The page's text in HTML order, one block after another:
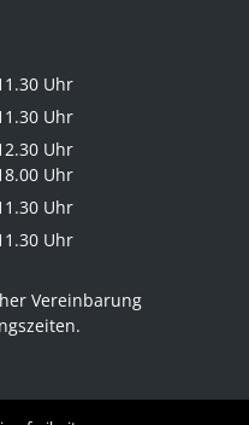
Uhr
Uhr
Uhr
Uhr
Uhr
Uhr
Vereinbarung